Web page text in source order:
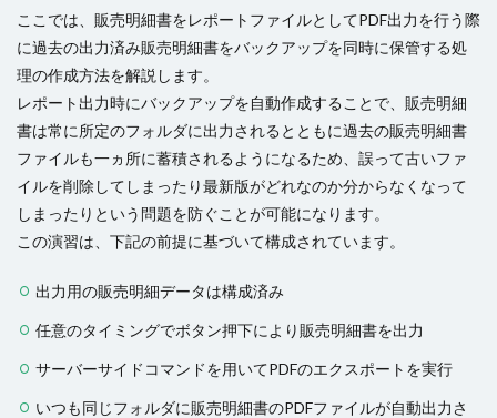
ここでは、販売明細書をレポートファイルとしてPDF出力を行う際
に過去の出力済み販売明細書をバックアップを同時に保管する処
理の作成方法を解説します。
レポート出力時にバックアップを自動作成することで、販売明細
書は常に所定のフォルダに出力されるとともに過去の販売明細書
ファイルも一ヵ所に蓄積されるようになるため、誤って古いファ
イルを削除してしまったり最新版がどれなのか分からなくなって
しまったりという問題を防ぐことが可能になります。
この演習は、下記の前提に基づいて構成されています。
出力用の販売明細データは構成済み
任意のタイミングでボタン押下により販売明細書を出力
サーバーサイドコマンドを用いてPDFのエクスポートを実行
いつも同じフォルダに販売明細書のPDFファイルが自動出力さ
グラフのクリックイベント
コマンド
コマンドの強制終了
コンボボックス
サーバーサイドコマンドの呼び出し
サーバーサイド処理
スクロール
セルの書式設定
セルの自動結合
セルの表示/非表示
セルプロパティの設定
チェックボックス
テーブルデータの更新
テーブルの関連付け
テキストファイルからテーブルを作成
テキストボックス
トランザクション
ドリルダウン
ハイパーリンク